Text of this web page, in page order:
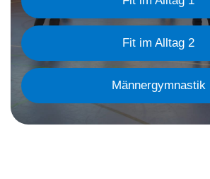
Fit im Alltag 2
Männergymnastik